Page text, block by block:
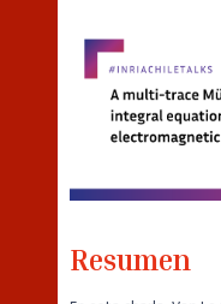
Resumen